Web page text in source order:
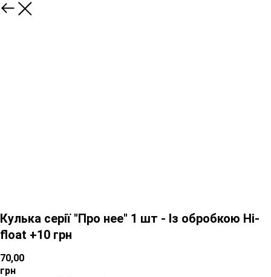
Кулька серії "Про нее" 1 шт - Із обробкою Hi-
float +10 грн
70,00
грн